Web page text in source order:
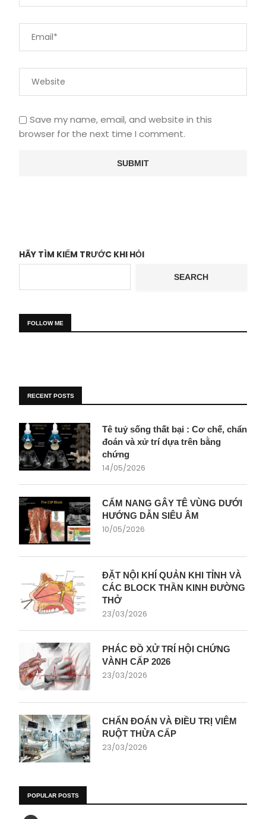
Save my name, email, and website in this
browser for the next time I comment.
HÃY TÌM KIẾM TRƯỚC KHI HỎI
SEARCH
FOLLOW ME
RECENT POSTS
Tê tuỷ sống thất bại : Cơ chế, chẩn
đoán và xử trí dựa trên bằng
chứng
14/05/2026
CẨM NANG GÂY TÊ VÙNG DƯỚI
HƯỚNG DẪN SIÊU ÂM
10/05/2026
ĐẶT NỘI KHÍ QUẢN KHI TỈNH VÀ
CÁC BLOCK THẦN KINH ĐƯỜNG
THỞ
23/03/2026
PHÁC ĐỒ XỬ TRÍ HỘI CHỨNG
VÀNH CẤP 2026
23/03/2026
CHẨN ĐOÁN VÀ ĐIỀU TRỊ VIÊM
RUỘT THỪA CẤP
23/03/2026
POPULAR POSTS